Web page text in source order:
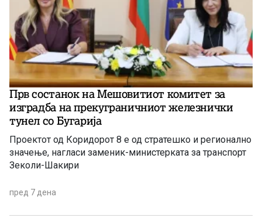
Прв состанок на Мешовитиот комитет за
изградба на прекуграничниот железнички
тунел со Бугарија
Проектот од Коридорот 8 е од стратешко и регионално
значење, нагласи заменик-министерката за транспорт
Зеколи-Шакири
пред 7 дена